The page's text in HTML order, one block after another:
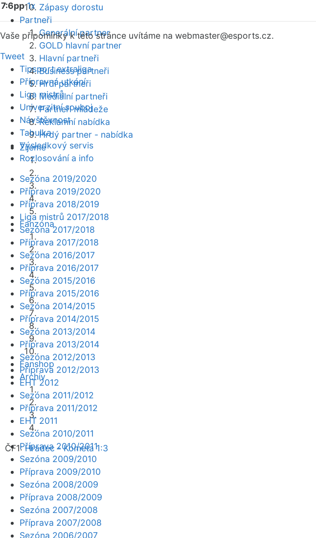
Zápasy dorostu
Partneři
Generální partner
GOLD hlavní partner
Hlavní partneři
Business partneři
Hrdí partneři
Mediální partneři
Partneři mládeže
Reklamní nabídka
Hrdý partner - nabídka
Žijeme
Fanzóna
Fanshop
Archiv
ČF1:Hradec - Kometa 1:3
7:6pp 1x
Vaše připomínky k této stránce uvítáme na webmaster@esports.cz.
Tweet
Tipsport extraliga
Přípravná utkání
Liga mistrů
Univerzitní souboj
Návštěvnost
Tabulka
Výsledkový servis
Rozlosování a info
Sezóna 2019/2020
Příprava 2019/2020
Příprava 2018/2019
Liga mistrů 2017/2018
Sezóna 2017/2018
Příprava 2017/2018
Sezóna 2016/2017
Příprava 2016/2017
Sezóna 2015/2016
Příprava 2015/2016
Sezóna 2014/2015
Příprava 2014/2015
Sezóna 2013/2014
Příprava 2013/2014
Sezóna 2012/2013
Příprava 2012/2013
EHT 2012
Sezóna 2011/2012
Příprava 2011/2012
EHT 2011
Sezóna 2010/2011
Příprava 2010/2011
Sezóna 2009/2010
Příprava 2009/2010
Sezóna 2008/2009
Příprava 2008/2009
Sezóna 2007/2008
Příprava 2007/2008
Sezóna 2006/2007